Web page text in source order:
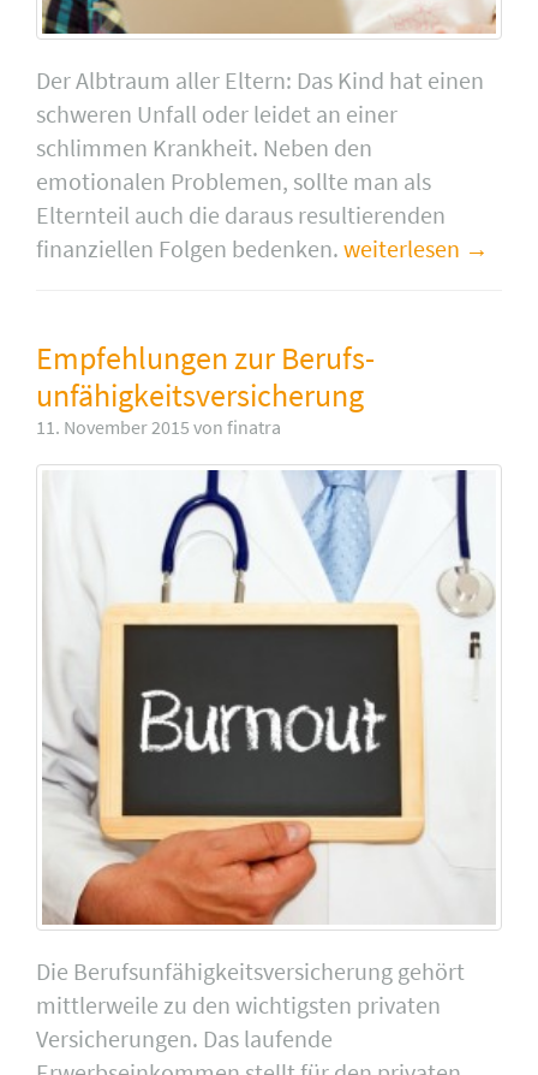
Der Albtraum aller Eltern: Das Kind hat einen
schweren Unfall oder leidet an einer
schlimmen Krankheit. Neben den
emotionalen Problemen, sollte man als
Elternteil auch die daraus resultierenden
finanziellen Folgen bedenken. weiterlesen
Empfehlungen zur Berufs­
unfähigkeits­versicherung
11. November 2015 von finatra
Die Berufsunfähigkeitsversicherung gehört
mittlerweile zu den wichtigsten privaten
Versicherungen. Das laufende